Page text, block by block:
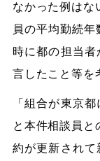
なかった例はな
員の平均勤続
時に都の担当
言したこと等を
「組合が東京
と本件相談員と
約が更新されて